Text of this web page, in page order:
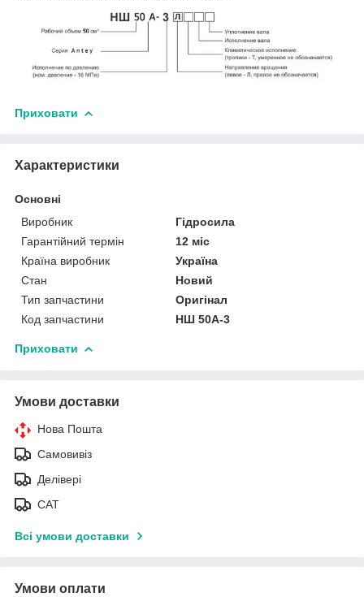
Приховати
Характеристики
Основні
Виробник
Гідросила
Гарантійний термін
12 міс
Країна виробник
Україна
Стан
Новий
Тип запчастини
Оригінал
Код запчастини
НШ 50А-3
Приховати
Умови доставки
Нова Пошта
Самовивіз
Делівері
САТ
Всі умови доставки
Умови оплати